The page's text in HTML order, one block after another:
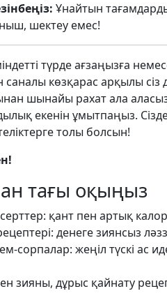
Ұнайтын
шектеу емес!
түрде ағзаңызға
көзқарас арқылы сіз
шынайы рахат ала аласыз,
екенін ұмытпаңыз.
толы болсын!
тағы оқыңыз
қант пен артық
денеге зиянсыз
сорпалар: жеңіл түскі ас
зияны, дұрыс қайнату